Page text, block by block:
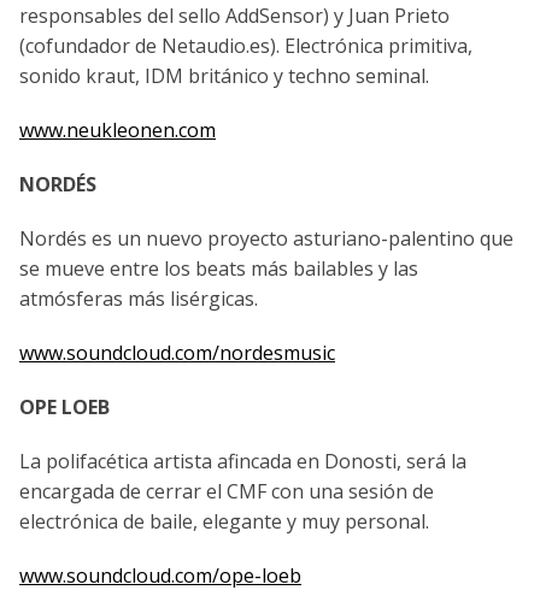
responsables del sello AddSensor) y Juan Prieto
(cofundador de Netaudio.es). Electrónica primitiva,
sonido kraut, IDM británico y techno seminal.
www.neukleonen.com
NORDÉS
Nordés es un nuevo proyecto asturiano-palentino que
se mueve entre los beats más bailables y las
atmósferas más lisérgicas.
www.soundcloud.com/nordesmusic
OPE LOEB
La polifacética artista afincada en Donosti, será la
encargada de cerrar el CMF con una sesión de
electrónica de baile, elegante y muy personal.
www.soundcloud.com/ope-loeb